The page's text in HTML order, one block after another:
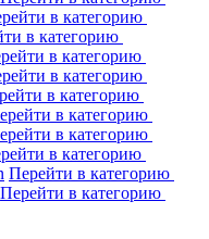
в категорию
в категорию
в категорию
в категорию
в категорию
в категорию
в категорию
в категорию
Перейти в категорию
Перейти в категорию